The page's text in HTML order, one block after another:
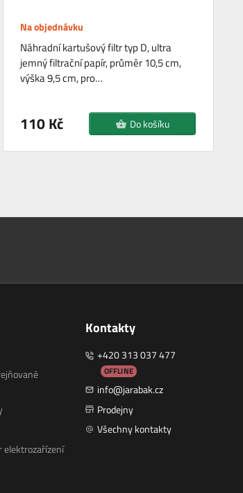
Na objednávku
Náhradní kartušový filtr typ D, ultra
jemný filtrační papír, průměr 10,5 cm,
výška 9,5 cm, pro…
110 Kč Do košíku
elektrozařízení
Kontakty
+420 313 037 477
OFFLINE
info@jarabak.cz
Prodejny
Všechny kontakty